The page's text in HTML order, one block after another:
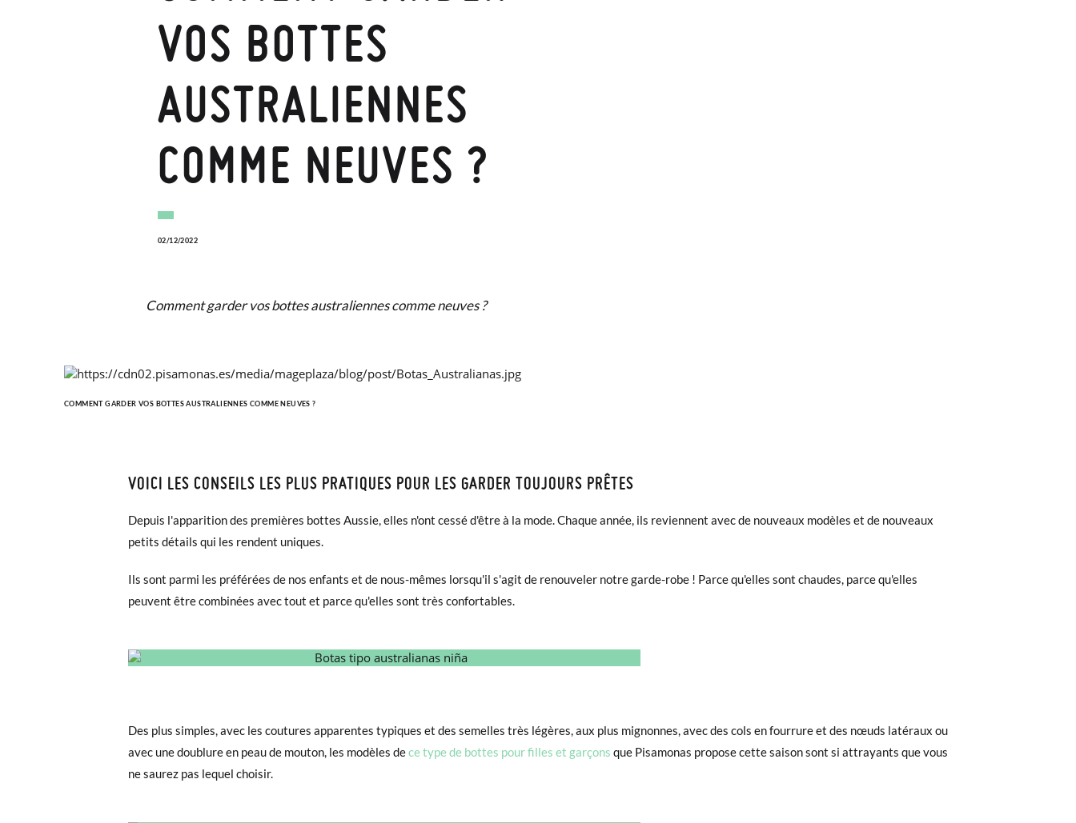
VOS BOTTES
AUSTRALIENNES
COMME NEUVES ?
02/12/2022
Comment garder vos bottes australiennes comme neuves ?
COMMENT GARDER VOS BOTTES AUSTRALIENNES COMME NEUVES ?
VOICI LES CONSEILS LES PLUS PRATIQUES POUR LES GARDER TOUJOURS PRÊTES
Depuis l'apparition des premières bottes Aussie, elles n'ont cessé d'être à la mode. Chaque année, ils reviennent avec de nouveaux modèles et de nouveaux
petits détails qui les rendent uniques.
Ils sont parmi les préférées de nos enfants et de nous-mêmes lorsqu'il s'agit de renouveler notre garde-robe ! Parce qu'elles sont chaudes, parce qu'elles
peuvent être combinées avec tout et parce qu'elles sont très confortables.
Des plus simples, avec les coutures apparentes typiques et des semelles très légères, aux plus mignonnes, avec des cols en fourrure et des nœuds latéraux ou
avec une doublure en peau de mouton, les modèles dece type de bottes pour filles et garçons que Pisamonas propose cette saison sont si attrayants que vous
ne saurez pas lequel choisir.